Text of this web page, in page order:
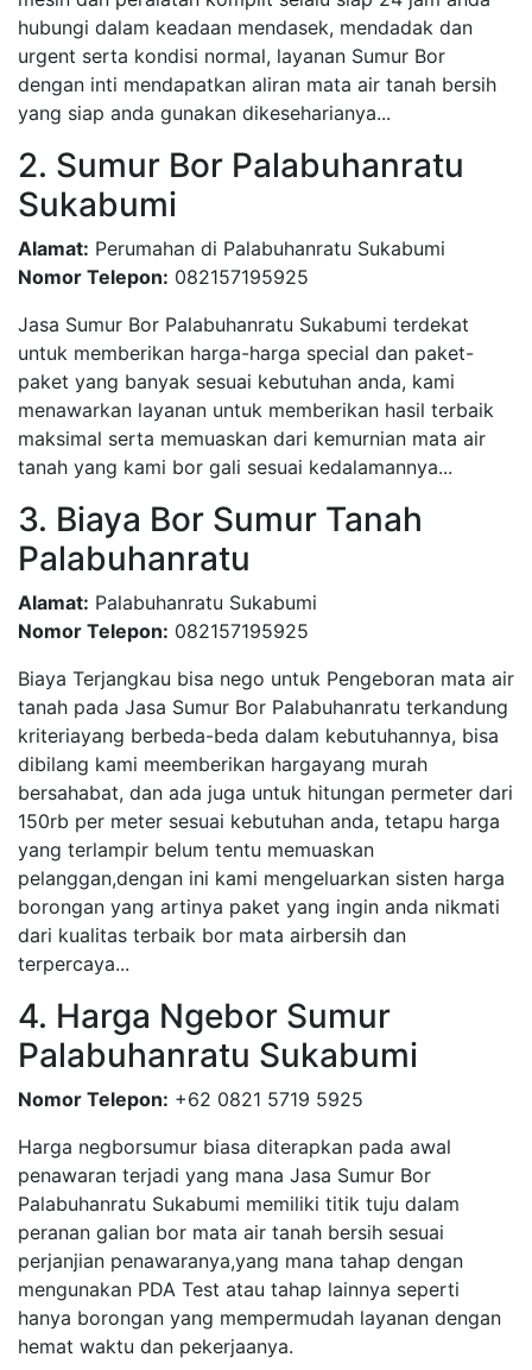
hubungi dalam keadaan mendasek, mendadak dan
urgent serta kondisi normal, layanan Sumur Bor
dengan inti mendapatkan aliran mata air tanah bersih
yang siap anda gunakan dikeseharianya...
2. Sumur Bor Palabuhanratu
Sukabumi
Alamat: Perumahan di Palabuhanratu Sukabumi
Nomor Telepon: 082157195925
Jasa Sumur Bor Palabuhanratu Sukabumi terdekat
untuk memberikan harga-harga special dan paket-
paket yang banyak sesuai kebutuhan anda, kami
menawarkan layanan untuk memberikan hasil terbaik
maksimal serta memuaskan dari kemurnian mata air
tanah yang kami bor gali sesuai kedalamannya...
3. Biaya Bor Sumur Tanah
Palabuhanratu
Alamat: Palabuhanratu Sukabumi
Nomor Telepon: 082157195925
Biaya Terjangkau bisa nego untuk Pengeboran mata air
tanah pada Jasa Sumur Bor Palabuhanratu terkandung
kriteriayang berbeda-beda dalam kebutuhannya, bisa
dibilang kami meemberikan hargayang murah
bersahabat, dan ada juga untuk hitungan permeter dari
150rb per meter sesuai kebutuhan anda, tetapu harga
yang terlampir belum tentu memuaskan
pelanggan,dengan ini kami mengeluarkan sisten harga
borongan yang artinya paket yang ingin anda nikmati
dari kualitas terbaik bor mata airbersih dan
terpercaya...
4. Harga Ngebor Sumur
Palabuhanratu Sukabumi
Nomor Telepon: +62 0821 5719 5925
Harga negborsumur biasa diterapkan pada awal
penawaran terjadi yang mana Jasa Sumur Bor
Palabuhanratu Sukabumi memiliki titik tuju dalam
peranan galian bor mata air tanah bersih sesuai
perjanjian penawaranya,yang mana tahap dengan
mengunakan PDA Test atau tahap lainnya seperti
hanya borongan yang mempermudah layanan dengan
hemat waktu dan pekerjaanya.